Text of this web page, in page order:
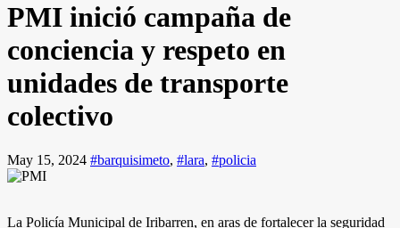
PMI inició campaña de
conciencia y respeto en
unidades de transporte
colectivo
May 15, 2024 #barquisimeto, #lara, #policia
La Policía Municipal de Iribarren, en aras de fortalecer la seguridad